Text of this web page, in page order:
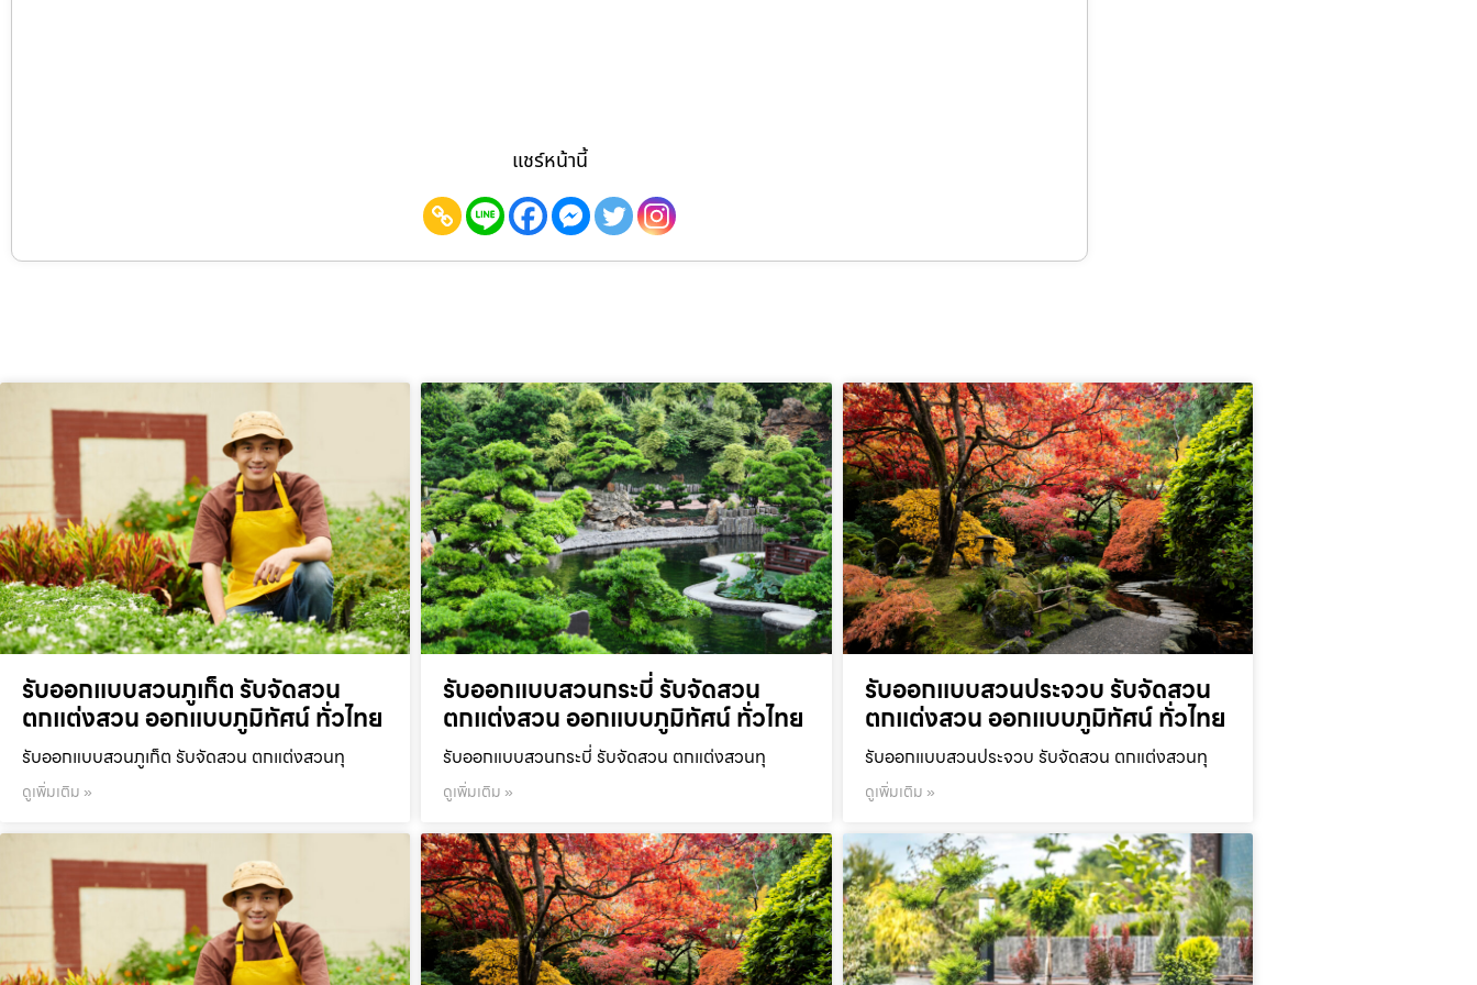
แชร์หน้านี้
รับออกแบบสวนภูเก็ต รับจัดสวน
ตกแต่งสวน ออกแบบภูมิทัศน์ ทั่วไทย
รับออกแบบสวนภูเก็ต รับจัดสวน ตกแต่งสวนทุ
ดูเพิ่มเติม »
รับออกแบบสวนกระบี่ รับจัดสวน
ตกแต่งสวน ออกแบบภูมิทัศน์ ทั่วไทย
รับออกแบบสวนกระบี่ รับจัดสวน ตกแต่งสวนทุ
ดูเพิ่มเติม »
รับออกแบบสวนประจวบ รับจัดสวน
ตกแต่งสวน ออกแบบภูมิทัศน์ ทั่วไทย
รับออกแบบสวนประจวบ รับจัดสวน ตกแต่งสวนทุ
ดูเพิ่มเติม »